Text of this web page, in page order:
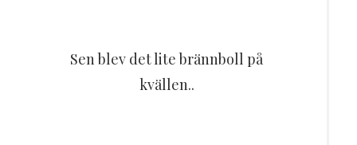
Sen blev det lite brännboll på
kvällen..